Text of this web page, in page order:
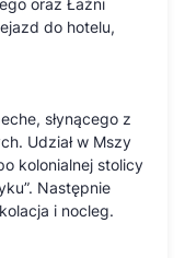
do hotelu,
słynącego z
Udział w Mszy
kolonialnej stolicy
Następnie
i nocleg.